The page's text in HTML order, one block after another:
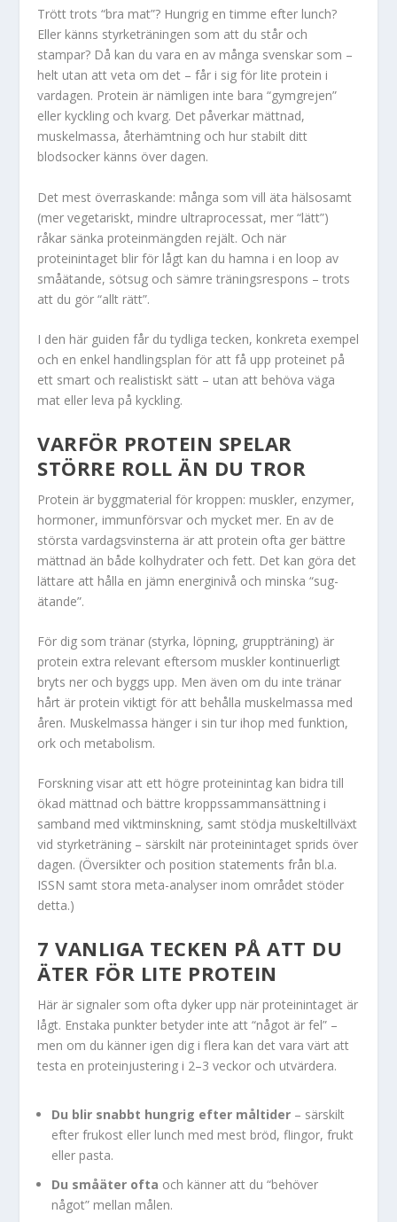
Trött trots “bra mat”? Hungrig en timme efter lunch?
Eller känns styrketräningen som att du står och
stampar? Då kan du vara en av många svenskar som –
helt utan att veta om det – får i sig för lite protein i
vardagen. Protein är nämligen inte bara “gymgrejen”
eller kyckling och kvarg. Det påverkar mättnad,
muskelmassa, återhämtning och hur stabilt ditt
blodsocker känns över dagen.
Det mest överraskande: många som vill äta hälsosamt
(mer vegetariskt, mindre ultraprocessat, mer “lätt”)
råkar sänka proteinmängden rejält. Och när
proteinintaget blir för lågt kan du hamna i en loop av
småätande, sötsug och sämre träningsrespons – trots
att du gör “allt rätt”.
I den här guiden får du tydliga tecken, konkreta exempel
och en enkel handlingsplan för att få upp proteinet på
ett smart och realistiskt sätt – utan att behöva väga
mat eller leva på kyckling.
VARFÖR PROTEIN SPELAR
STÖRRE ROLL ÄN DU TROR
Protein är byggmaterial för kroppen: muskler, enzymer,
hormoner, immunförsvar och mycket mer. En av de
största vardagsvinsterna är att protein ofta ger bättre
mättnad än både kolhydrater och fett. Det kan göra det
lättare att hålla en jämn energinivå och minska “sug-
ätande”.
För dig som tränar (styrka, löpning, gruppträning) är
protein extra relevant eftersom muskler kontinuerligt
bryts ner och byggs upp. Men även om du inte tränar
hårt är protein viktigt för att behålla muskelmassa med
åren. Muskelmassa hänger i sin tur ihop med funktion,
ork och metabolism.
Forskning visar att ett högre proteinintag kan bidra till
ökad mättnad och bättre kroppssammansättning i
samband med viktminskning, samt stödja muskeltillväxt
vid styrketräning – särskilt när proteinintaget sprids över
dagen. (Översikter och position statements från bl.a.
ISSN samt stora meta-analyser inom området stöder
detta.)
7 VANLIGA TECKEN PÅ ATT DU
ÄTER FÖR LITE PROTEIN
Här är signaler som ofta dyker upp när proteinintaget är
lågt. Enstaka punkter betyder inte att “något är fel” –
men om du känner igen dig i flera kan det vara värt att
testa en proteinjustering i 2–3 veckor och utvärdera.
Du blir snabbt hungrig efter måltider – särskilt
efter frukost eller lunch med mest bröd, flingor, frukt
eller pasta.
Du småäter ofta och känner att du “behöver
något” mellan målen.